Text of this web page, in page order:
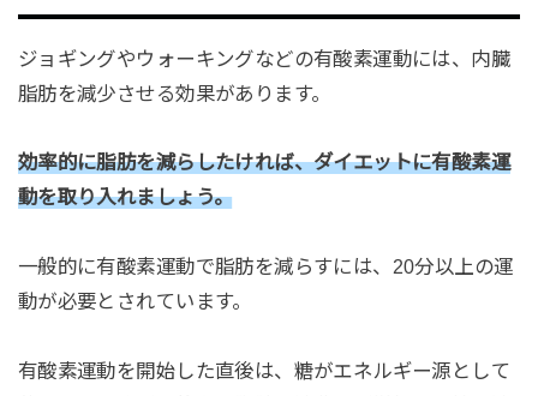
ジョギングやウォーキングなどの有酸素運動には、内臓
脂肪を減少させる効果があります。
効率的に脂肪を減らしたければ、ダイエットに有酸素運
動を取り入れましょう。
一般的に有酸素運動で脂肪を減らすには、20分以上の運
動が必要とされています。
有酸素運動を開始した直後は、糖がエネルギー源として